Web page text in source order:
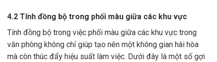
4.2 Tính đồng bộ trong phối màu giữa các khu vực
Tính đồng bộ trong việc phối màu giữa các khu vực trong
văn phòng không chỉ giúp tạo nên một không gian hài hòa
mà còn thúc đẩy hiệu suất làm việc. Dưới đây là một số gợi